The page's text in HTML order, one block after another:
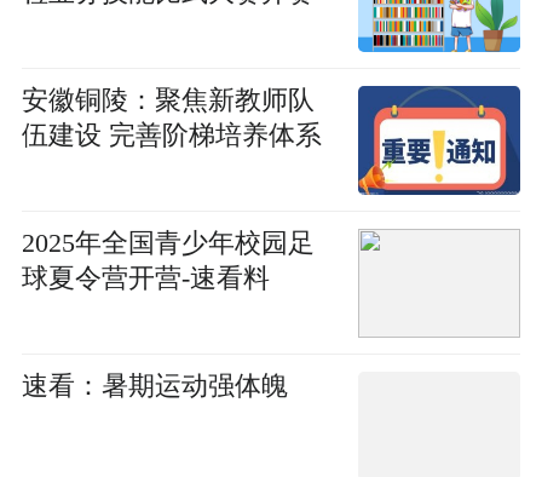
安徽铜陵：聚焦新教师队
伍建设 完善阶梯培养体系
2025年全国青少年校园足
球夏令营开营-速看料
速看：暑期运动强体魄